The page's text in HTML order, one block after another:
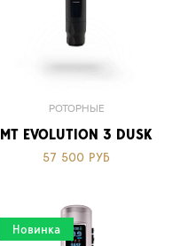
РОТОРНЫЕ
MT EVOLUTION 3 DUSK
57 500 РУБ
Новинка